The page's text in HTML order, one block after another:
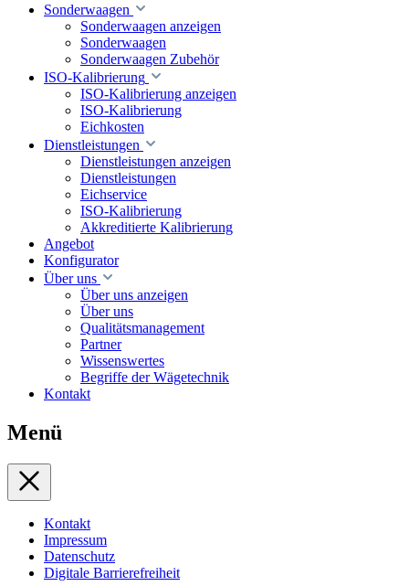
Sonderwaagen
Sonderwaagen anzeigen
Sonderwaagen
Sonderwaagen Zubehör
ISO-Kalibrierung
ISO-Kalibrierung anzeigen
ISO-Kalibrierung
Eichkosten
Dienstleistungen
Dienstleistungen anzeigen
Dienstleistungen
Eichservice
ISO-Kalibrierung
Akkreditierte Kalibrierung
Angebot
Konfigurator
Über uns
Über uns anzeigen
Über uns
Qualitätsmanagement
Partner
Wissenswertes
Begriffe der Wägetechnik
Kontakt
Menü
Kontakt
Impressum
Datenschutz
Digitale Barrierefreiheit